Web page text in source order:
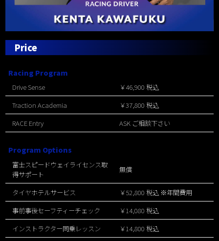
Price
Racing Program
Drive Sense
￥46,900 税込
Traction Academia
￥37,800 税込
RACE Entry
ASK ご相談下さい
Program Options
富士スピードウェイライセンス取
得サポート
無償
タイヤホテルサービス
￥52,800 税込 ※年間費用
事前事後セーフティーチェック
￥14,080 税込
インストラクター同乗レッスン
￥14,800 税込